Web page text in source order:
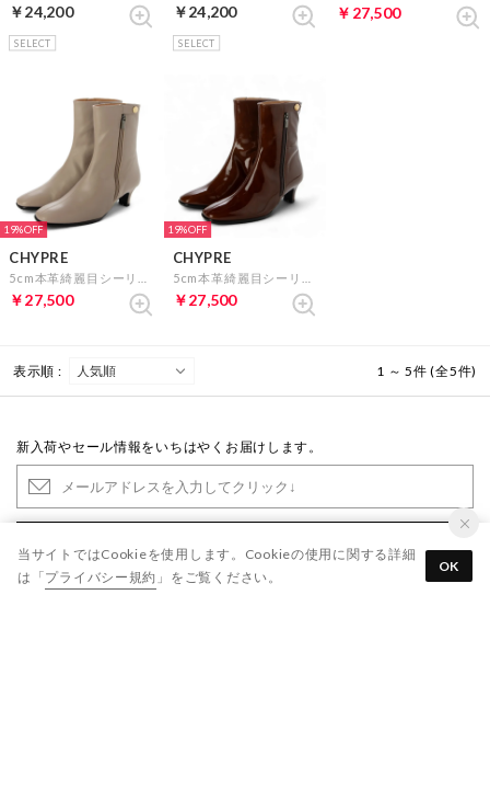
￥24,200
SELECT
￥24,200
SELECT
￥27,500
19%
CHYPRE
￥27,500
19%
CHYPRE
￥27,500
表示順 : 1 ～ 5件 (全5件)
新入荷やセール情報をいちはやくお届けします。
※「登録する」ボタンをクリックすると、利用規約
プライバシー規約
当サイトではCookieを使用します。Cookieの使用に関する詳細
は「プライバシー規約 」をご覧ください。
OK